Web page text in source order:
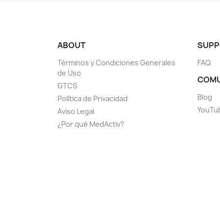
ABOUT
Términos y Condiciones Generales
de Uso
GTCS
Política de Privacidad
Aviso Legal
¿Por qué MedActiv?
FAQ
Blog